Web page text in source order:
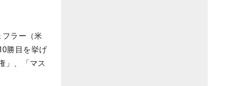
ラー（米
勝目を挙げ
」、「マス